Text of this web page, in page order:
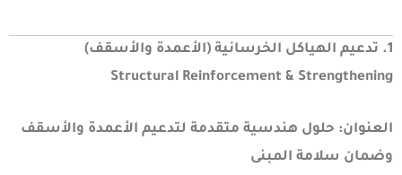
1. تدعيم الهياكل الخرسانية (الأعمدة والأسقف)
Structural Reinforcement & Strengthening
العنوان: حلول هندسية متقدمة لتدعيم الأعمدة والأسقف
وضمان سلامة المبنى